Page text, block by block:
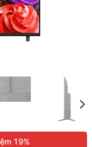
19%